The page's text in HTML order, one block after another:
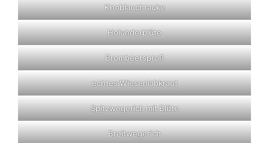
Knoblauchrauke
Holunderblüte
Brombeersproß
echtes Wiesenlabkraut
Spitzwegerich mit Blüte
Breitwegerich